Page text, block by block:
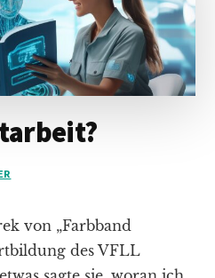
von „Farbband
des VFLL